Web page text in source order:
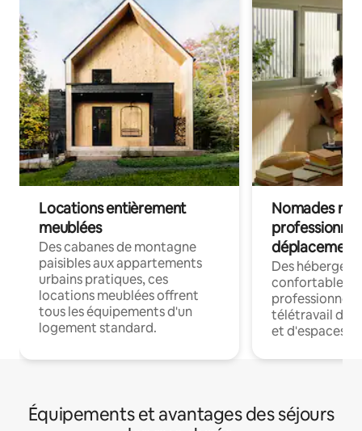
Locations entièrement
meublées
Des cabanes de montagne
paisibles aux appartements
urbains pratiques, ces
locations meublées offrent
tous les équipements d'un
logement standard.
Nomades
déplacement
Des
confortables
professionnels
télétravail
et d'espaces
Équipements et avantages des séjours